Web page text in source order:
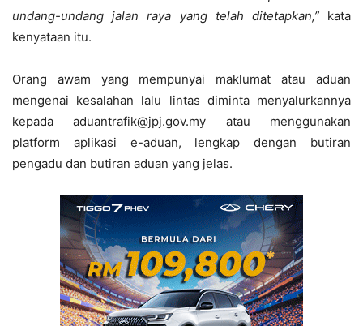
undang-undang jalan raya yang telah ditetapkan,”kata
kenyataan itu.
Orang awam yang mempunyai maklumat atau aduan
mengenai kesalahan lalu lintas diminta menyalurkannya
kepada aduantrafik@jpj.gov.my atau menggunakan
platform aplikasi e-aduan, lengkap dengan butiran
pengadu dan butiran aduan yang jelas.